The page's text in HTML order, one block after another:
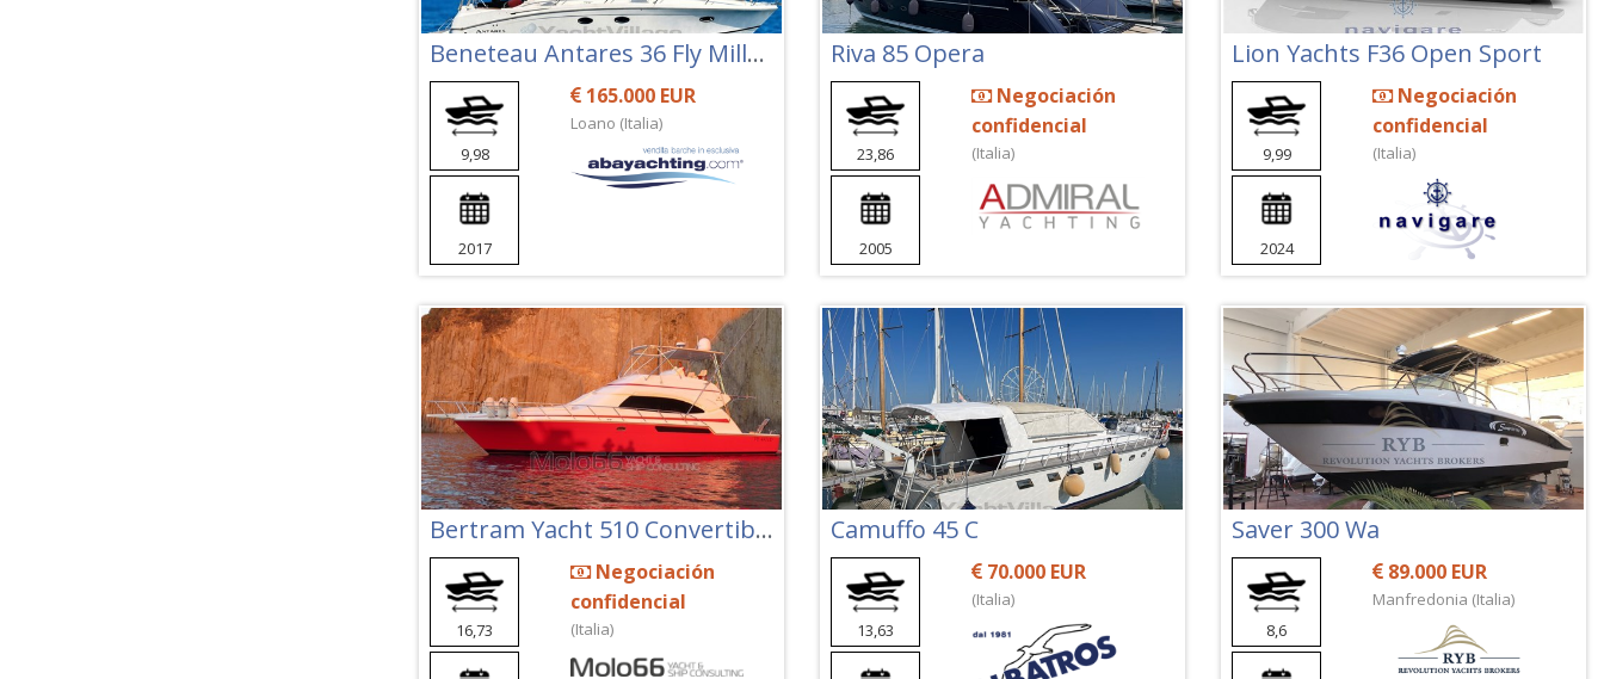
Beneteau Antares 36 Fly Millenium
9,98
2017
165.000 EUR
Loano (Italia)
Riva 85 Opera
23,86
2005
Negociación
confidencial
(Italia)
Lion Yachts F36 Open Sport
9,99
2024
Negociación
confidencial
(Italia)
Bertram Yacht 510 Convertible
16,73
Negociación
confidencial
(Italia)
Camuffo 45 C
13,63
70.000 EUR
(Italia)
Saver 300 Wa
8,6
89.000 EUR
Manfredonia (Italia)